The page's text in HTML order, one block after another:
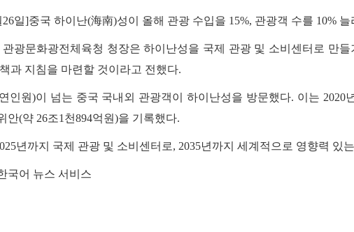
일]중국 하이난(海南)성이 올해 관광 수입을 15%, 관광객 수를 10%
광문화광전체육청 청장은 하이난성을 국제 관광 및 소비센터로 만
과 지침을 마련할 것이라고 전했다.
인원)이 넘는 중국 국내외 관광객이 하이난성을 방문했다. 이는
안(약 26조1천894억원)을 기록했다.
년까지 국제 관광 및 소비센터로, 2035년까지 세계적으로 영향력 있
국어 뉴스 서비스